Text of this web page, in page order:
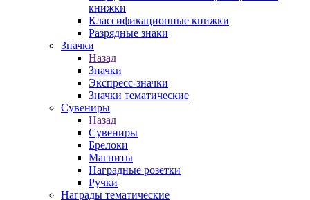
книжки
Классификационные книжки
Разрядные знаки
Значки
Назад
Значки
Экспресс-значки
Значки тематические
Сувениры
Назад
Сувениры
Брелоки
Магниты
Наградные розетки
Ручки
Награды тематические